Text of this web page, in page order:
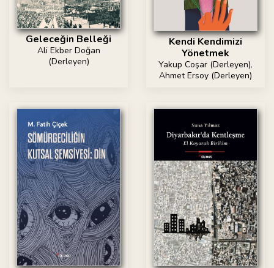
Geleceğin Belleği
Ali Ekber Doğan
(Derleyen)
Kendi Kendimizi
Yönetmek
Yakup Coşar (Derleyen),
Ahmet Ersoy (Derleyen)